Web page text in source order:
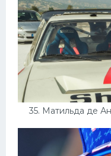
35. Матильда де